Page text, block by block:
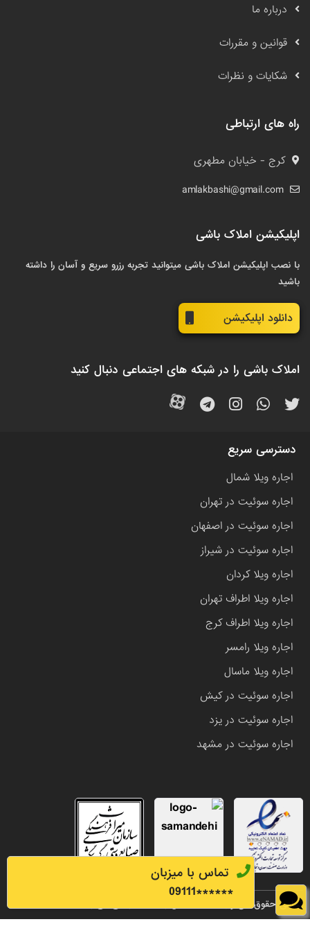
تماس با میزبان
******
09111
درباره ما
قوانین و مقررات
شکایات و نظرات
راه های ارتباطی
کرج - خیابان مطهری
amlakbashi@gmail.com
اپلیکیشن املاک باشی
با نصب اپلیکیشن املاک باشی میتوانید تجربه رزرو سریع و آسان را داشته
باشید
دانلود اپلیکیشن
املاک باشی را در شبکه های اجتماعی دنبال کنید
دسترسی سریع
اجاره ویلا شمال
اجاره سوئیت در تهران
اجاره سوئیت در اصفهان
اجاره سوئیت در شیراز
اجاره ویلا کردان
اجاره ویلا اطراف تهران
اجاره ویلا اطراف کرج
اجاره ویلا رامسر
اجاره ویلا ماسال
اجاره سوئیت در کیش
اجاره سوئیت در یزد
اجاره سوئیت در مشهد
تمامی حقوق این وب سایت متعلق به املاک باشی می باشد.